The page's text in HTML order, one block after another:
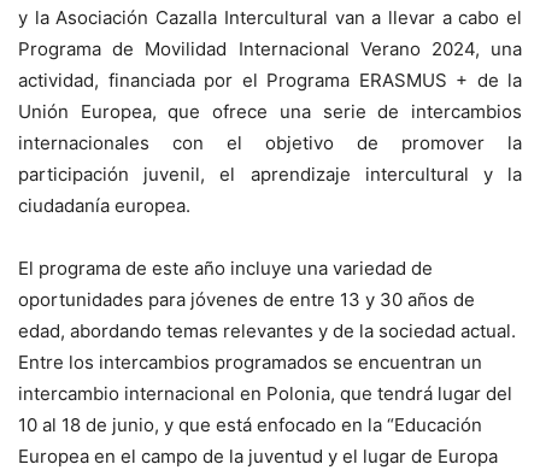
y la Asociación Cazalla Intercultural van a llevar a cabo el
Programa de Movilidad Internacional Verano 2024, una
actividad, financiada por el Programa ERASMUS + de la
Unión Europea, que ofrece una serie de intercambios
internacionales con el objetivo de promover la
participación juvenil, el aprendizaje intercultural y la
ciudadanía europea.
El programa de este año incluye una variedad de
oportunidades para jóvenes de entre 13 y 30 años de
edad, abordando temas relevantes y de la sociedad actual.
Entre los intercambios programados se encuentran un
intercambio internacional en Polonia, que tendrá lugar del
10 al 18 de junio, y que está enfocado en la “Educación
Europea en el campo de la juventud y el lugar de Europa